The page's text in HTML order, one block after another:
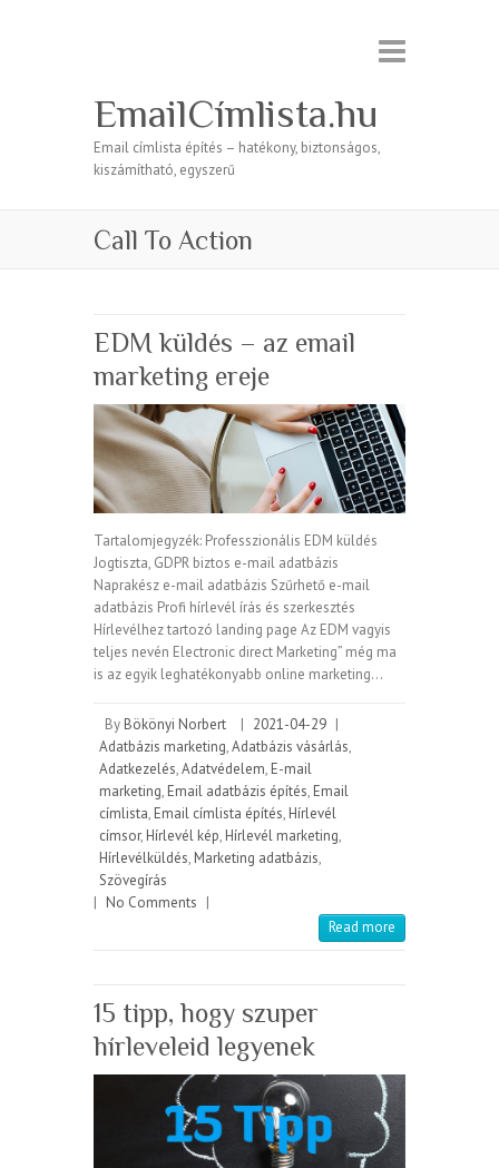
EmailCímlista.hu
Email címlista építés – hatékony, biztonságos,
kiszámítható, egyszerű
Call To Action
EDM küldés – az email
marketing ereje
Tartalomjegyzék: Professzionális EDM küldés
Jogtiszta, GDPR biztos e-mail adatbázis
Naprakész e-mail adatbázis Szűrhető e-mail
adatbázis Profi hírlevél írás és szerkesztés
Hírlevélhez tartozó landing page Az EDM vagyis
teljes nevén Electronic direct Marketing” még ma
is az egyik leghatékonyabb online marketing…
By Bökönyi Norbert | 2021-04-29 |
Adatbázis marketing,Adatbázis vásárlás,
Adatkezelés,Adatvédelem, E-mail
marketing, Email adatbázis építés, Email
címlista, Email címlista építés, Hírlevél
címsor, Hírlevél kép, Hírlevél marketing,
Hírlevélküldés, Marketing adatbázis,
Szövegírás
| No Comments |
Read more
15 tipp, hogy szuper
hírleveleid legyenek